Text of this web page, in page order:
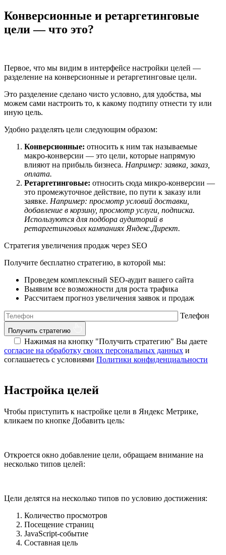
Конверсионные и ретаргетинговые
цели — что это?
Первое, что мы видим в интерфейсе настройки целей —
разделение на конверсионные и ретаргетинговые цели.
Это разделение сделано чисто условно, для удобства, мы
можем сами настроить то, к какому подтипу отнести ту или
иную цель.
Удобно разделять цели следующим образом:
Конверсионные: относить к ним так называемые
макро-конверсии — это цели, которые напрямую
влияют на прибыль бизнеса. Например: заявка, заказ,
оплата.
Ретаргетинговые: относить сюда микро-конверсии —
это промежуточное действие, по пути к заказу или
заявке. Например: просмотр условий доставки,
добавление в корзину, просмотр услуги, подписка.
Используются для подбора аудиторий в
ретаргетинговых кампаниях Яндекс.Директ.
Стратегия увеличения продаж через SEO
Получите бесплатно стратегию, в которой мы:
Проведем комплексный SEO-аудит вашего сайта
Выявим все возможности для роста трафика
Рассчитаем прогноз увеличения заявок и продаж
Телефон
Получить стратегию
Нажимая на кнопку "Получить стратегию" Вы даете
согласие на обработку своих персональных данных и
соглашаетесь с условиями Политики конфиденциальности
Настройка целей
Чтобы приступить к настройке цели в Яндекс Метрике,
кликаем по кнопке Добавить цель:
Откроется окно добавление цели, обращаем внимание на
несколько типов целей:
Цели делятся на несколько типов по условию достижения:
Количество просмотров
Посещение страниц
JavaScript-событие
Составная цель